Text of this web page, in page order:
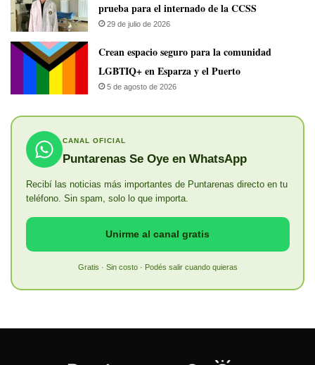
prueba para el internado de la CCSS
29 de julio de 2026
Crean espacio seguro para la comunidad
LGBTIQ+ en Esparza y el Puerto
5 de agosto de 2026
CANAL OFICIAL
Puntarenas Se Oye en WhatsApp
Recibí las noticias más importantes de Puntarenas directo en tu
teléfono. Sin spam, solo lo que importa.
Unirme al canal gratis
Gratis · Sin costo · Podés salir cuando quieras